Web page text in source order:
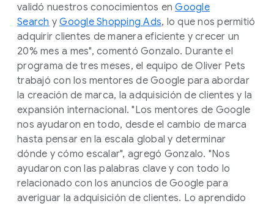
validó nuestros conocimientos enGoogle
Search yGoogle Shopping Ads, lo que nos permitió
adquirir clientes de manera eficiente y crecer un
20% mes a mes", comentó Gonzalo. Durante el
programa de tres meses, el equipo de Oliver Pets
trabajó con los mentores de Google para abordar
la creación de marca, la adquisición de clientes y la
expansión internacional. "Los mentores de Google
nos ayudaron en todo, desde el cambio de marca
hasta pensar en la escala global y determinar
dónde y cómo escalar", agregó Gonzalo. "Nos
ayudaron con las palabras clave y con todo lo
relacionado con los anuncios de Google para
averiguar la adquisición de clientes. Lo aprendido